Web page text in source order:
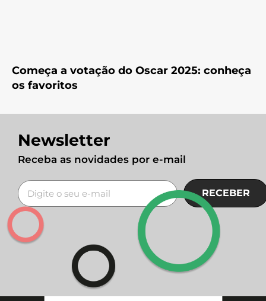
Começa a votação do Oscar 2025: conheça
os favoritos
Newsletter
Receba as novidades por e-mail
RECEBER